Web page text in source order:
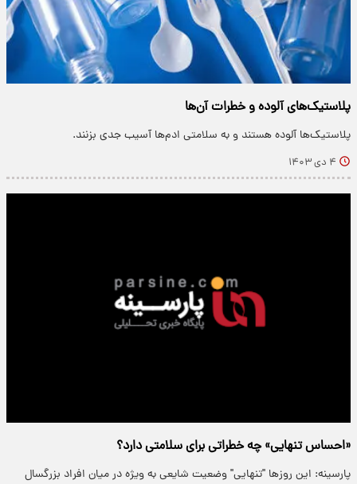
پلاستیک‌های آلوده و خطرات آن‌ها
پلاستیک‌ها آلوده هستند و به سلامتی ادم‌ها آسیب جدی بزنند.
۴ دی ۱۴۰۳
«احساس تنهایی» چه خطراتی برای سلامتی دارد؟
پارسینه: این روز‌ها "تنهایی" وضعیت شایعی به ویژه در میان افراد بزرگسال